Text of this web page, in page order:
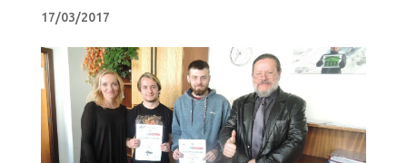
17/03/2017